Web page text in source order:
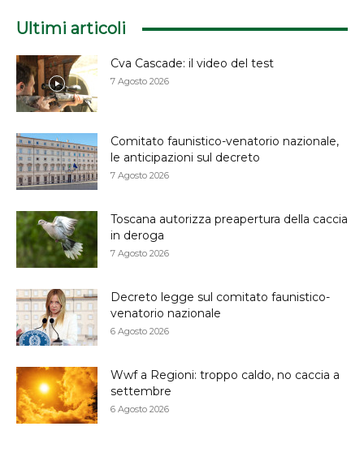
Ultimi articoli
Cva Cascade: il video del test
7 Agosto 2026
Comitato faunistico-venatorio nazionale,
le anticipazioni sul decreto
7 Agosto 2026
Toscana autorizza preapertura della caccia
in deroga
7 Agosto 2026
Decreto legge sul comitato faunistico-
venatorio nazionale
6 Agosto 2026
Wwf a Regioni: troppo caldo, no caccia a
settembre
6 Agosto 2026